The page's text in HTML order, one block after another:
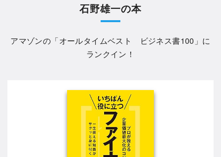
石野雄一の本
アマゾンの「オールタイムベスト ビジネス書100 」に
ランクイン！